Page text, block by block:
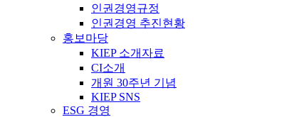
인권경영규정
인권경영 추진현황
홍보마당
KIEP 소개자료
CI소개
개원 30주년 기념
KIEP SNS
ESG 경영